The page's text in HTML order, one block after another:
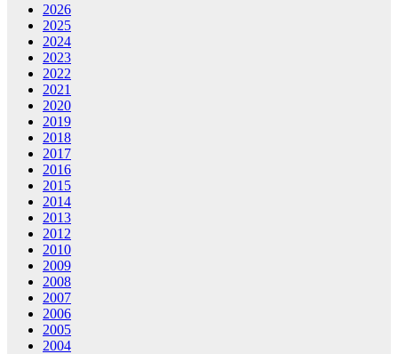
2026
2025
2024
2023
2022
2021
2020
2019
2018
2017
2016
2015
2014
2013
2012
2010
2009
2008
2007
2006
2005
2004